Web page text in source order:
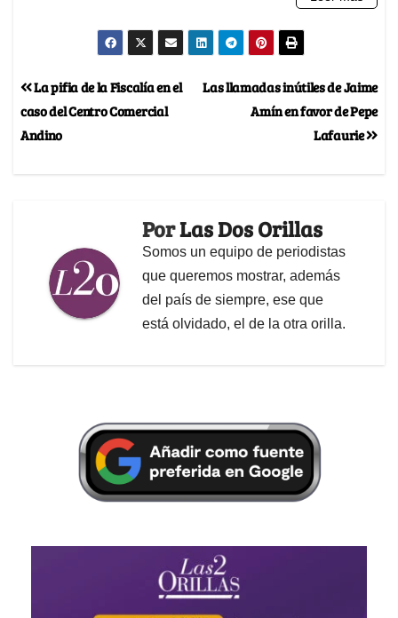
Las llamadas inútiles de Jaime
Amín en favor de Pepe
Lafaurie
La pifia de la Fiscalía en el
caso del Centro Comercial
Andino
PorLas Dos Orillas
Somos un equipo de periodistas
que queremos mostrar, además
del país de siempre, ese que
está olvidado, el de la otra orilla.